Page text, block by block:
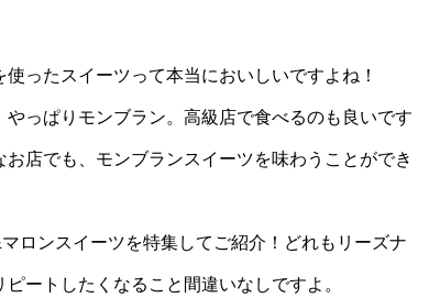
ったスイーツって本当においしいですよね！
っぱりモンブラン。高級店で食べるのも良いです
店でも、モンブランスイーツを味わうことができ
ロンスイーツを特集してご紹介！どれもリーズナ
ートしたくなること間違いなしですよ。
す！観たいです！』と言われ続けた